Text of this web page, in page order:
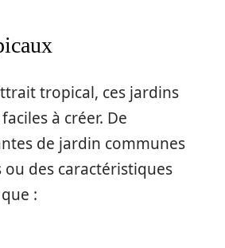
tropical, ces jardins
à créer. De
de jardin communes
des caractéristiques
: